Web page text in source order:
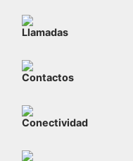
Llamadas
Contactos
Conectividad